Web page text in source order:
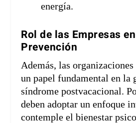
energía.
Rol de las Empresas
Prevención
Además, las
un papel fundamental en la
síndrome postvacacional.
deben adoptar un enfoque
contemple el bienestar